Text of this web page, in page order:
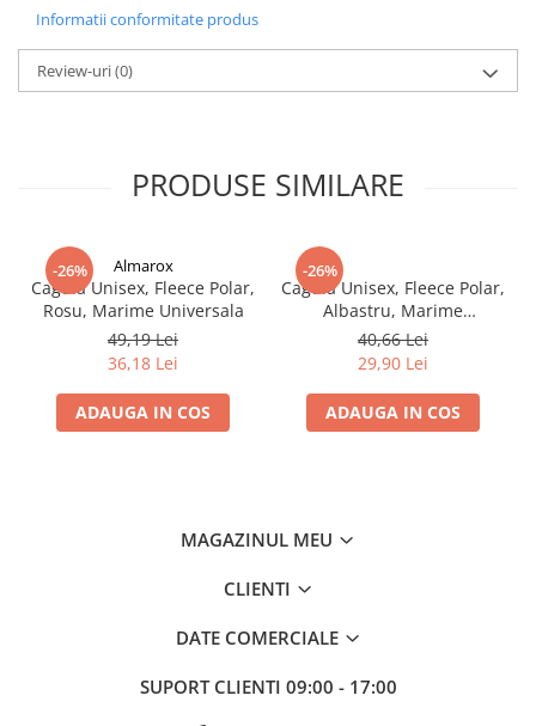
Informatii conformitate produs
Review-uri(0)
PRODUSE SIMILARE
-26% Almarox
Cagula Unisex, Fleece Polar,
Rosu, Marime Universala
49,19 Lei
36,18 Lei
ADAUGA IN COS
-26%
Cagula Unisex, Fleece Polar,
Albastru, Marime
Universala
40,66 Lei
29,90 Lei
ADAUGA IN COS
MAGAZINUL MEU
CLIENTI
DATE COMERCIALE
SUPORT CLIENTI 09:00 - 17:00